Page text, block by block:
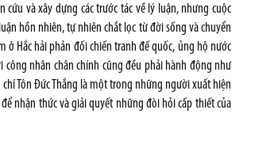
và xây dựng các trước tác về lý luận, nhưng cuộc
hồn nhiên, tự nhiên chắt lọc từ đời sống và chuyển
ở Hắc hải phản đối chiến tranh đế quốc, ủng hộ nước
nhân chân chính cũng đều phải hành động như
Tôn Đức Thắng là một trong những người xuất hiện
nhận thức và giải quyết những đòi hỏi cấp thiết của